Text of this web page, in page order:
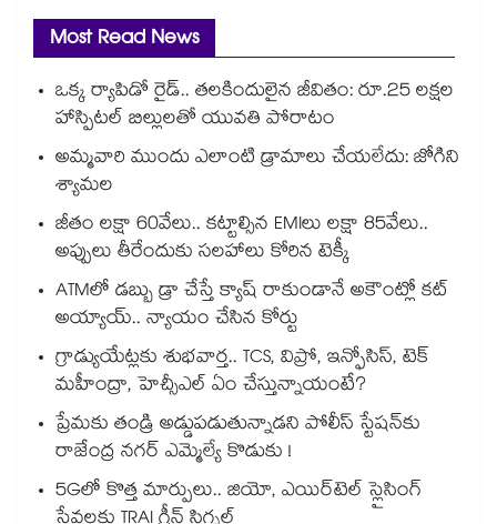
Most Read News
ఒక్క ర్యాపిడో రైడ్.. తలకిందులైన జీవితం: రూ.25 లక్షల
హాస్పిటల్ బిల్లులతో యువతి పోరాటం
అమ్మవారి ముందు ఎలాంటి డ్రామాలు చేయలేదు: జోగిని
శ్యామల
జీతం లక్షా 60వేలు.. కట్టాల్సిన EMIలు లక్షా 85వేలు..
అప్పులు తీరేందుకు సలహాలు కోరిన టెక్కీ
ATMలో డబ్బు డ్రా చేస్తే క్యాష్ రాకుండానే అకౌంట్లో కట్
అయ్యాయ్.. న్యాయం చేసిన కోర్టు
గ్రాడ్యుయేట్లకు శుభవార్త.. TCS, విప్రో, ఇన్ఫోసిస్, టెక్
మహీంద్రా, హెచ్సీఎల్ ఏం చేస్తున్నాయంటే?
ప్రేమకు తండ్రి అడ్డుపడుతున్నాడని పోలీస్ స్టేషన్⁪కు
రాజేంద్ర నగర్ ఎమ్మెల్యే కొడుకు !
5Gలో కొత్త మార్పులు.. జియో, ఎయిర్‌టెల్ స్లైసింగ్